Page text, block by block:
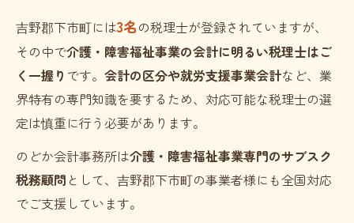
吉野郡下市町には3名の税理士が登録されていますが、
その中で介護・障害福祉事業の会計に明るい税理士はご
く一握り です。 会計の区分や就労支援事業会計など、業
界特有の専門知識を要するため、対応可能な税理士の選
定は慎重に行う必要があります。
のどか会計事務所は介護・障害福祉事業専門のサブスク
税務顧問 として、吉野郡下市町の事業者様にも全国対応
でご支援しています。